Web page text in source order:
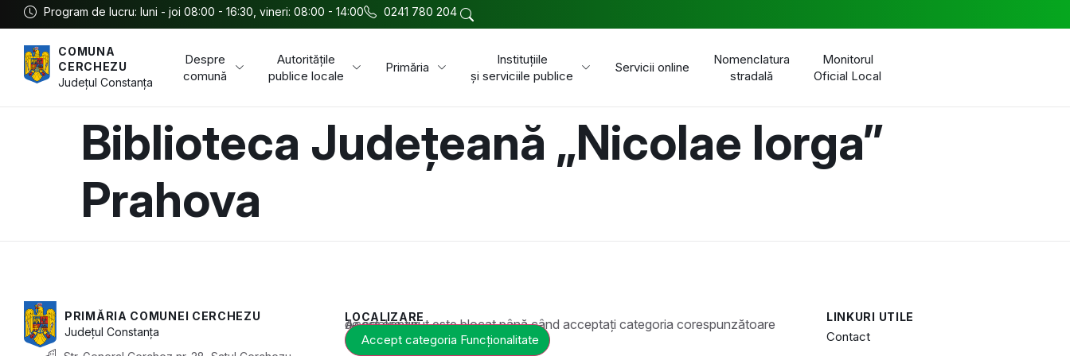
Program de lucru: luni - joi 08:00 - 16:30, vineri: 08:00 - 14:00 0241 780 204
COMUNA
CERCHEZU
JudețulConstanța
Despre
comună
Autoritățile
publice locale
Primăria
Instituțiile
și serviciile publice
Servicii online
Nomenclatura
stradală
Monitorul
Oficial Local
Biblioteca Județeană „Nicolae Iorga”
Prahova
PRIMĂRIA COMUNEI CERCHEZU
JudețulConstanța
LOCALIZARE
Acest conținut este blocat până când acceptați categoria corespunzătoare de cookie-uri.
Accept categoria Funcționalitate
LINKURI UTILE
Contact